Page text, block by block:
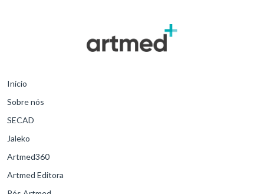
Início
Sobre nós
SECAD
Jaleko
Artmed360
Artmed Editora